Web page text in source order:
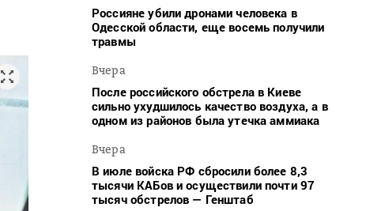
Россияне убили дронами человека в
Одесской области, еще восемь получили
травмы
Вчера
После российского обстрела в Киеве
сильно ухудшилось качество воздуха, а в
одном из районов была утечка аммиака
Вчера
В июле войска РФ сбросили более 8,3
тысячи КАБов и осуществили почти 97
тысяч обстрелов — Генштаб